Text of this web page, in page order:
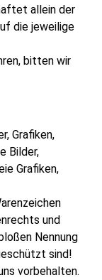
allein der
die jeweilige
bitten wir
Grafiken,
Bilder,
Grafiken,
und
Nennung
sind!
vorbehalten.